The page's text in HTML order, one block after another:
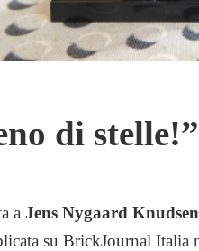
di stelle!”
aJens Nygaard Knudsen
su BrickJournal Italia